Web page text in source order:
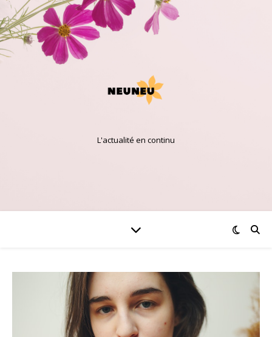
L'actualité en continu